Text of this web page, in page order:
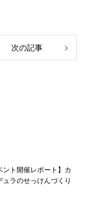
次の記事
ント開催レポート】カ
ュラのせっけんづくり